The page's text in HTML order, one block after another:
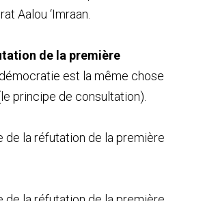
Aalou ‘Imraan.
de la première
est la même chose
principe de consultation).
de la réfutation de la première